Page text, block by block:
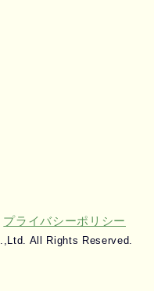
プライバシーポリシー
All Rights Reserved.